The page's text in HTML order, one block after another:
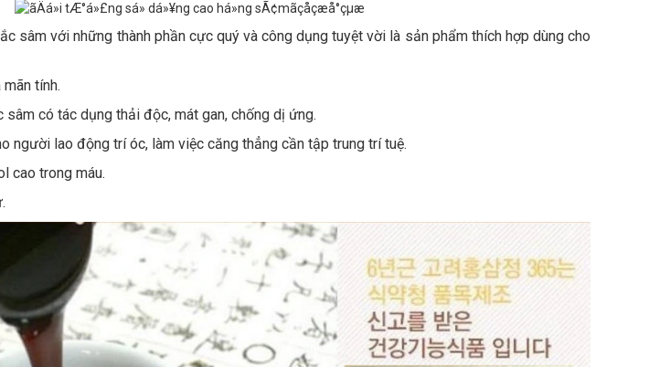
sâm với những thành phần cực quý và công dụng tuyệt vời là sản phẩm thích hợp dùng cho
tính.
có tác dụng thải độc, mát gan, chống dị ứng.
người lao động trí óc, làm việc căng thẳng cần tập trung trí tuệ.
cao trong máu.